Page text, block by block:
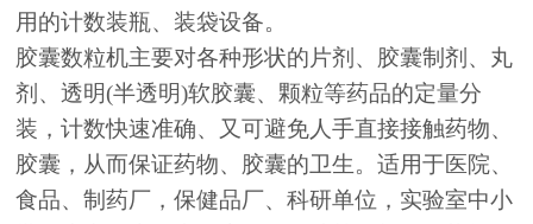
用的计数装瓶、装袋设备。
胶囊数粒机主要对各种形状的片剂、胶囊制剂、丸
剂、透明(半透明)软胶囊、颗粒等药品的定量分
装，计数快速准确、又可避免人手直接接触药物、
胶囊，从而保证药物、胶囊的卫生。适用于医院、
食品、制药厂，保健品厂、科研单位，实验室中小